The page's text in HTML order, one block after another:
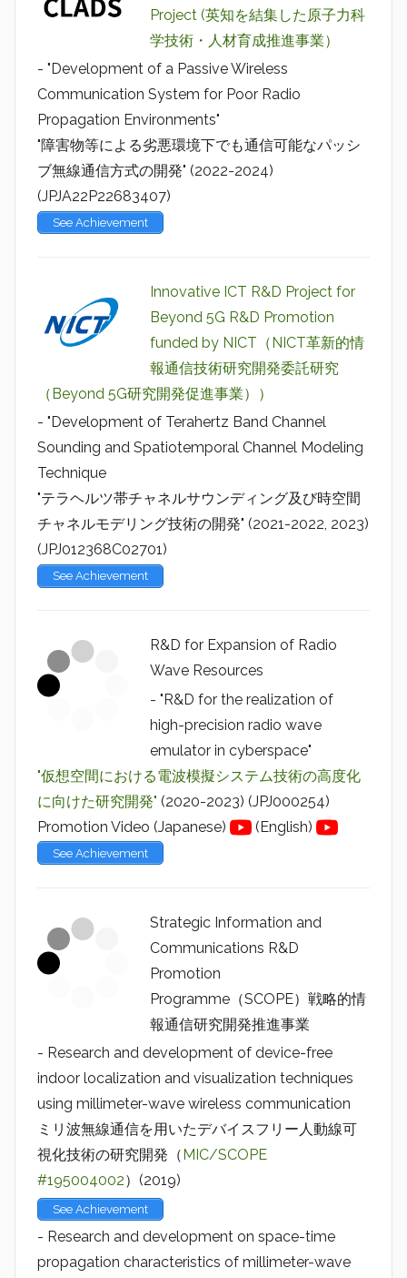
Project (英知を結集した原子力科
学技術・人材育成推進事業）
- "Development of a Passive Wireless
Communication System for Poor Radio
Propagation Environments"
"障害物等による劣悪環境下でも通信可能なパッシ
ブ無線通信方式の開発" (2022-2024)
(JPJA22P22683407)
See Achievement
Innovative ICT R&D Project for
Beyond 5G R&D Promotion
funded by NICT（NICT革新的情
報通信技術研究開発委託研究
（Beyond 5G研究開発促進事業））
- "Development of Terahertz Band Channel
Sounding and Spatiotemporal Channel Modeling
Technique
"テラヘルツ帯チャネルサウンディング及び時空間
チャネルモデリング技術の開発" (2021-2022, 2023)
(JPJ012368C02701)
See Achievement
R&D for Expansion of Radio
Wave Resources
- "R&D for the realization of
high-precision radio wave
emulator in cyberspace"
"仮想空間における電波模擬システム技術の高度化
に向けた研究開発" (2020-2023) (JPJ000254)
Promotion Video (Japanese)
(English)
See Achievement
Strategic Information and
Communications R&D
Promotion
Programme（SCOPE）戦略的情
報通信研究開発推進事業
- Research and development of device-free
indoor localization and visualization techniques
using millimeter-wave wireless communication
ミリ波無線通信を用いたデバイスフリー人動線可
視化技術の研究開発（MIC/SCOPE
#195004002）(2019)
See Achievement
- Research and development on space-time
propagation characteristics of millimeter-wave